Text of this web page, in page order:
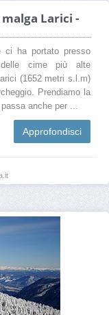
Larici -
ci ha portato presso
cime più alte
(1652 metri s.l.m)
Prendiamo la
anche per ...
Approfondisci